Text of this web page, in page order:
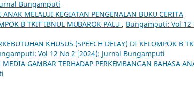
Bungamputi
MELALUI KEGIATAN PENGENALAN BUKU CERITA
B TKIT IBNUL MUBAROK PALU , Bungamputi: Vol 12
KHUSUS (SPEECH DELAY) DI KELOMPOK B TK
Vol 12 No 2 (2024): Jurnal Bungamputi
MEDIA GAMBAR TERHADAP PERKEMBANGAN BAHASA